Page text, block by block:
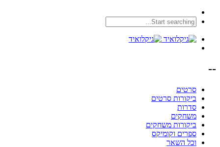
--
סרטים
ביקורות סרטים
סדרות
משחקים
ביקורות משחקים
ספרים וקומיקס
וכל השאר